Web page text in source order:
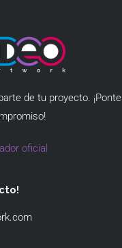
de tu proyecto. ¡Ponte